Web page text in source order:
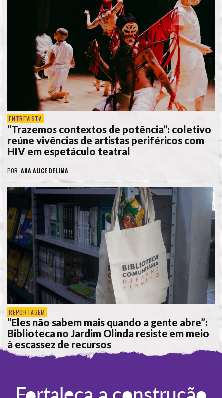
ENTREVISTA
“Trazemos contextos de potência”: coletivo
reúne vivências de artistas periféricos com
HIV em espetáculo teatral
POR ANA ALICE DE LIMA
REPORTAGEM
“Eles não sabem mais quando a gente abre”:
Biblioteca no Jardim Olinda resiste em meio
à escassez de recursos